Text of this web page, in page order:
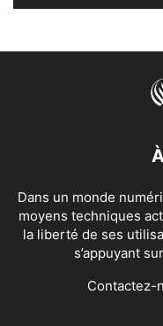
Dans un monde
moyens techniques
la liberté de ses
s’appuyant
Contactez-